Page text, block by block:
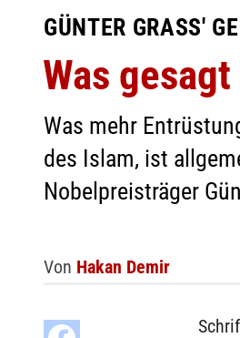
GÜNTER GRASS'
Was
Was mehr
des Islam, ist
Nobelpreisträger
Von Hakan Demir